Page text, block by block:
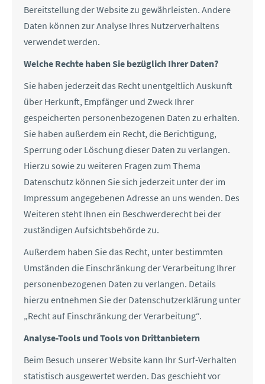
Bereitstellung der Website zu gewährleisten. Andere
Daten können zur Analyse Ihres Nutzerverhaltens
verwendet werden.
Welche Rechte haben Sie bezüglich Ihrer Daten?
Sie haben jederzeit das Recht unentgeltlich Auskunft
über Herkunft, Empfänger und Zweck Ihrer
gespeicherten personenbezogenen Daten zu erhalten.
Sie haben außerdem ein Recht, die Berichtigung,
Sperrung oder Löschung dieser Daten zu verlangen.
Hierzu sowie zu weiteren Fragen zum Thema
Datenschutz können Sie sich jederzeit unter der im
Impressum angegebenen Adresse an uns wenden. Des
Weiteren steht Ihnen ein Beschwerderecht bei der
zuständigen Aufsichtsbehörde zu.
Außerdem haben Sie das Recht, unter bestimmten
Umständen die Einschränkung der Verarbeitung Ihrer
personenbezogenen Daten zu verlangen. Details
hierzu entnehmen Sie der Datenschutzerklärung unter
„Recht auf Einschränkung der Verarbeitung“.
Analyse-Tools und Tools von Drittanbietern
Beim Besuch unserer Website kann Ihr Surf-Verhalten
statistisch ausgewertet werden. Das geschieht vor